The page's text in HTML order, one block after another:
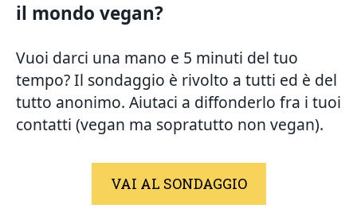
il mondo vegan?
Vuoi darci una mano e 5 minuti del tuo
tempo? Il sondaggio è rivolto a tutti ed è del
tutto anonimo. Aiutaci a diffonderlo fra i tuoi
contatti (vegan ma sopratutto non vegan).
VAI AL SONDAGGIO